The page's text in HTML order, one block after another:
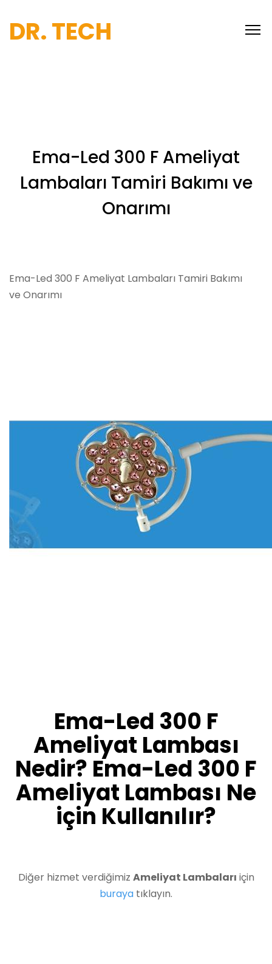
DR. TECH
Ema-Led 300 F Ameliyat
Lambaları Tamiri Bakımı ve
Onarımı
Ema-Led 300 F Ameliyat Lambaları Tamiri Bakımı
ve Onarımı
Ema-Led 300 F
Ameliyat Lambası
Nedir? Ema-Led 300 F
Ameliyat Lambası Ne
için Kullanılır?
Diğer hizmet verdiğimiz Ameliyat Lambaları için
buraya tıklayın.